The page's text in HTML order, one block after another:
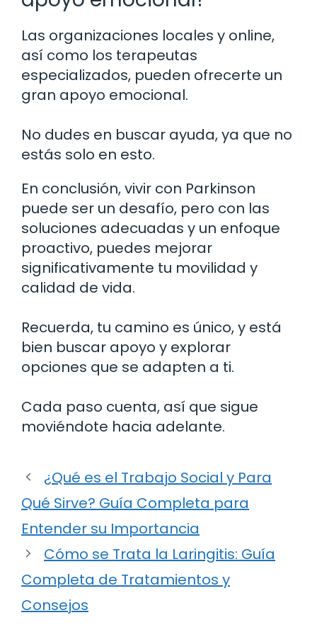
Las organizaciones locales y online,
así como los terapeutas
especializados, pueden ofrecerte un
gran apoyo emocional.
No dudes en buscar ayuda, ya que no
estás solo en esto.
En conclusión, vivir con Parkinson
puede ser un desafío, pero con las
soluciones adecuadas y un enfoque
proactivo, puedes mejorar
significativamente tu movilidad y
calidad de vida.
Recuerda, tu camino es único, y está
bien buscar apoyo y explorar
opciones que se adapten a ti.
Cada paso cuenta, así que sigue
moviéndote hacia adelante.
¿Qué es el Trabajo Social y Para
Qué Sirve? Guía Completa para
Entender su Importancia
Cómo se Trata la Laringitis: Guía
Completa de Tratamientos y
Consejos